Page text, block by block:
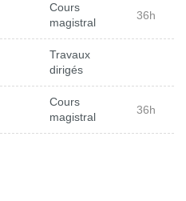
Cours
magistral
36h
Travaux
dirigés
Cours
magistral
36h